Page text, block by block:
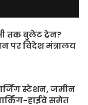
तक बुलेट ट्रेन?
पर विदेश मंत्रालय
स्टेशन, जमीन
हाईवे समेत